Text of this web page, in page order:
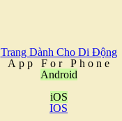
Trang Dành Cho Di Động
A p p F o r P h o n e
Android
iOS
IOS